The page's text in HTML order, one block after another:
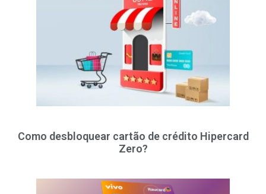
Como desbloquear cartão de crédito Hipercard
Zero?